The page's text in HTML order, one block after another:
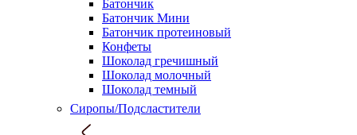
Батончик
Батончик Мини
Батончик протеиновый
Конфеты
Шоколад гречишный
Шоколад молочный
Шоколад темный
Сиропы/Подсластители